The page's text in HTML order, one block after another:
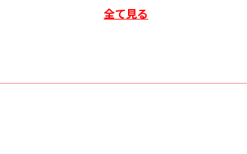
■主な仕様
〇 最大入力:
全て見る